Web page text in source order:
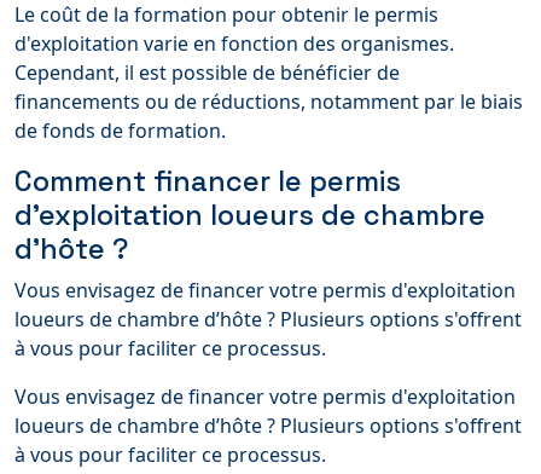
Le coût de la formation pour obtenir le permis
d'exploitation varie en fonction des organismes.
Cependant, il est possible de bénéficier de
financements ou de réductions, notamment par le biais
de fonds de formation.
Comment financer le permis
d’exploitation loueurs de chambre
d’hôte ?
Vous envisagez de financer votre permis d'exploitation
loueurs de chambre d’hôte ? Plusieurs options s'offrent
à vous pour faciliter ce processus.
Vous envisagez de financer votre permis d'exploitation
loueurs de chambre d’hôte ? Plusieurs options s'offrent
à vous pour faciliter ce processus.